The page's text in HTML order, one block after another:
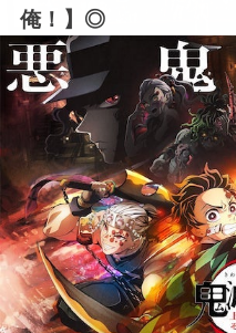
俺！】◎